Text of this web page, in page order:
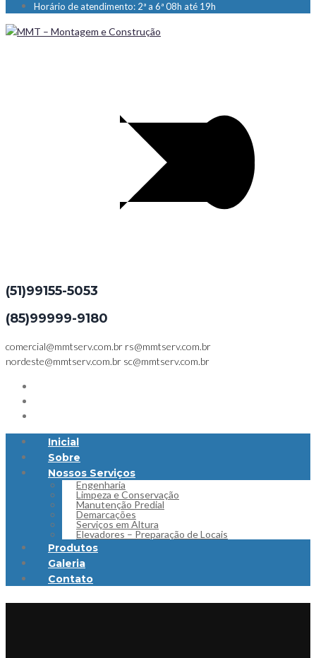
Horário de atendimento: 2ª a 6ª 08h até 19h
(51)99155-5053
(85)99999-9180
comercial@mmtserv.com.br rs@mmtserv.com.br
nordeste@mmtserv.com.br sc@mmtserv.com.br
Inicial
Sobre
Nossos Serviços
Engenharia
Limpeza e Conservação
Manutenção Predial
Demarcações
Serviços em Altura
Elevadores – Preparação de Locais
Produtos
Galeria
Contato